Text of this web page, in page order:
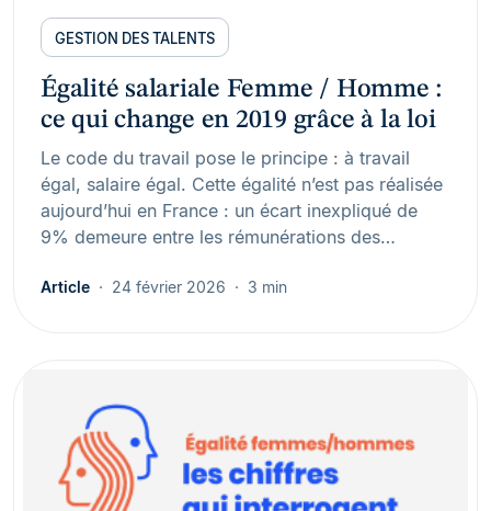
GESTION DES TALENTS
Égalité salariale Femme / Homme :
ce qui change en 2019 grâce à la loi
Le code du travail pose le principe : à travail
égal, salaire égal. Cette égalité n’est pas réalisée
aujourd’hui en France : un écart inexpliqué de
9% demeure entre les rémunérations des…
Article 24 février 2026 3 min